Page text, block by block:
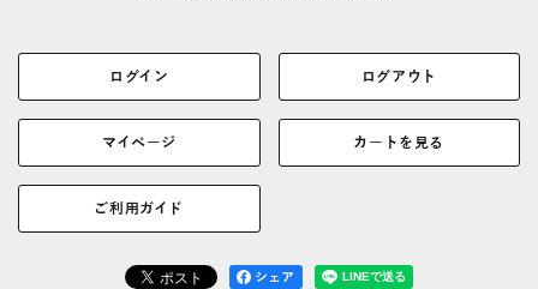
ログイン ログアウト
マイページ カートを見る
ご利用ガイド
シェア